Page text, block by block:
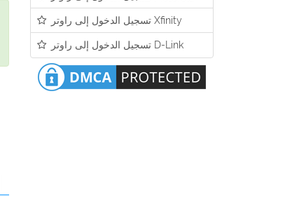
تسجيل الدخول إلى راوتر Xfinity
تسجيل الدخول إلى راوتر D-Link